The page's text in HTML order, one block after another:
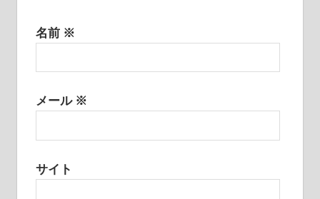
名前 ※
メール ※
サイト